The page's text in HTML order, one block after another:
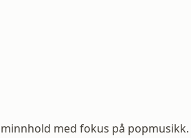
med fokus på popmusikk.